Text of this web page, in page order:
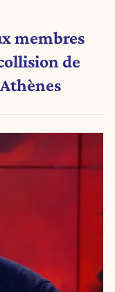
membres
de